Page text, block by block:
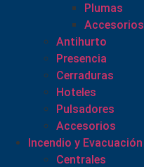
Plumas
Accesorios
Antihurto
Presencia
Cerraduras
Hoteles
Pulsadores
Accesorios
Incendio y Evacuación
Centrales